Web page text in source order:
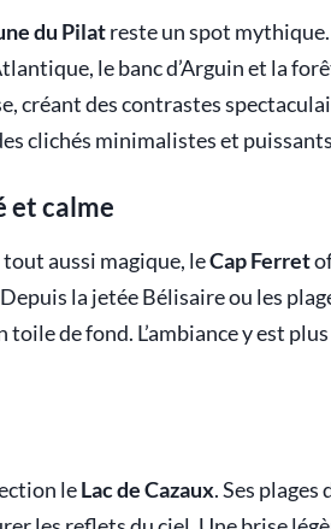
du Pilatreste un spot
le banc d’Arguin et la
créant des contrastes
clichés minimalistes et
et calme
aussi magique, leCap Ferret
la jetée Bélisaire ou les
toile de fond. L’ambiance y est
leLac de Cazaux. Ses plages